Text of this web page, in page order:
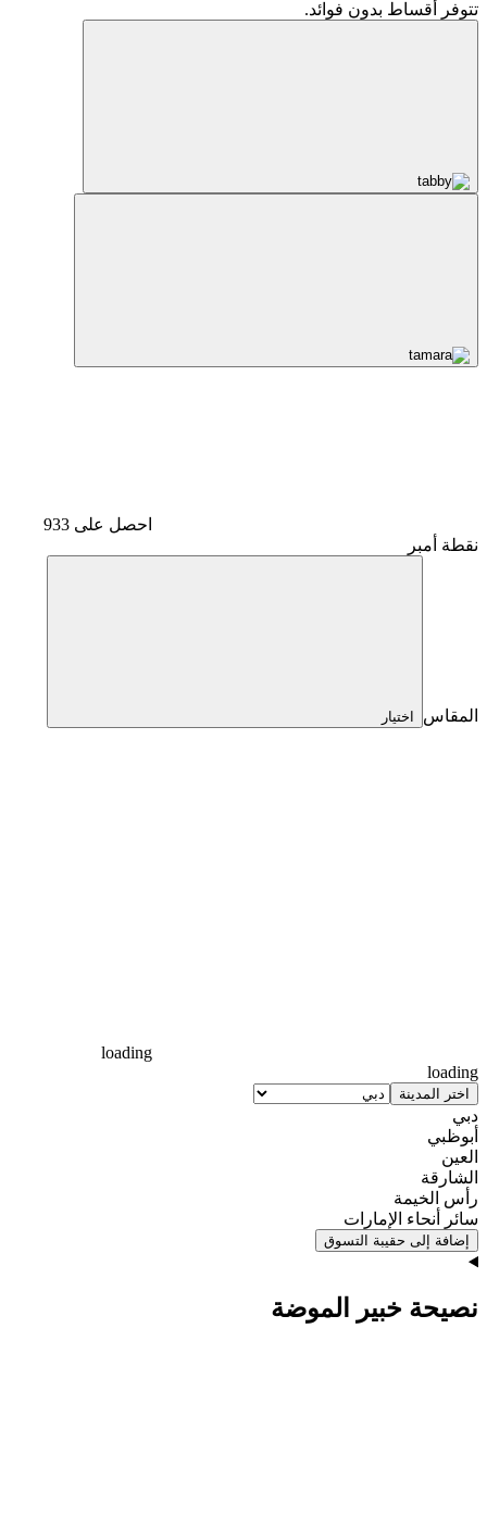
تتوفر أقساط بدون فوائد.
احصل على 933
نقطة أمبر
المقاس اختيار
loading
loading
اختر المدينة
دبي
أبوظبي
العين
الشارقة
رأس الخيمة
سائر أنحاء الإمارات
إضافة إلى حقيبة التسوق
نصيحة خبير الموضة